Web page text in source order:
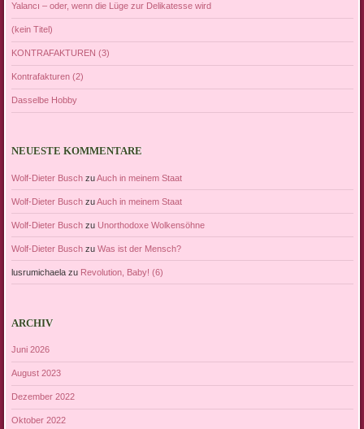
Yalancı – oder, wenn die Lüge zur Delikatesse wird
(kein Titel)
KONTRAFAKTUREN (3)
Kontrafakturen (2)
Dasselbe Hobby
NEUESTE KOMMENTARE
Wolf-Dieter BuschzuAuch in meinem Staat
Wolf-Dieter BuschzuAuch in meinem Staat
Wolf-Dieter Buschzu Unorthodoxe Wolkensöhne
Wolf-Dieter Buschzu Was ist der Mensch?
lusrumichaelazu Revolution, Baby! (6)
ARCHIV
Juni 2026
August 2023
Dezember 2022
Oktober 2022